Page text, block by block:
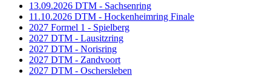
13.09.2026 DTM - Sachsenring
11.10.2026 DTM - Hockenheimring Finale
2027 Formel 1 - Spielberg
2027 DTM - Lausitzring
2027 DTM - Norisring
2027 DTM - Zandvoort
2027 DTM - Oschersleben